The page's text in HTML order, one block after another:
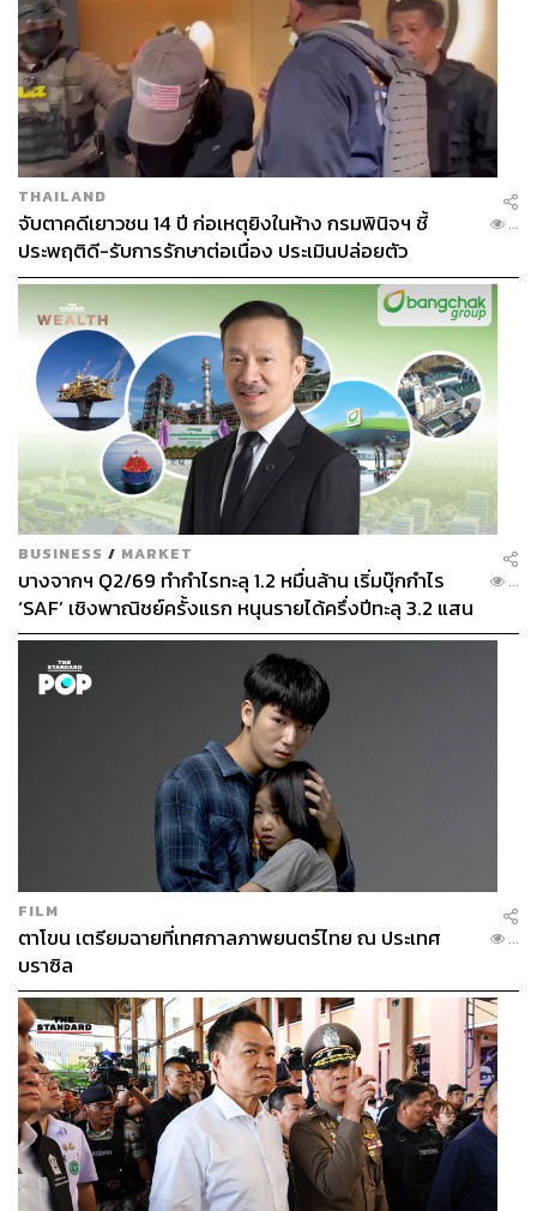
THAILAND
จับตาคดีเยาวชน 14 ปี ก่อเหตุยิงในห้าง กรมพินิจฯ ชี้
ประพฤติดี-รับการรักษาต่อเนื่อง ประเมินปล่อยตัว
...
BUSINESS / MARKET
บางจากฯ Q2/69 ทำกำไรทะลุ 1.2 หมื่นล้าน เริ่มบุ๊กกำไร
‘SAF’ เชิงพาณิชย์ครั้งแรก หนุนรายได้ครึ่งปีทะลุ 3.2 แสน
ล้าน
...
FILM
ตาโขน เตรียมฉายที่เทศกาลภาพยนตร์ไทย ณ ประเทศ
บราซิล
...